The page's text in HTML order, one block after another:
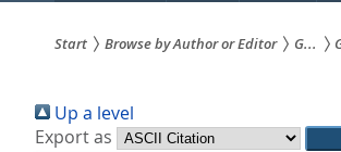
sind
Start Browse by Author or Editor G...
Up a level
Export as